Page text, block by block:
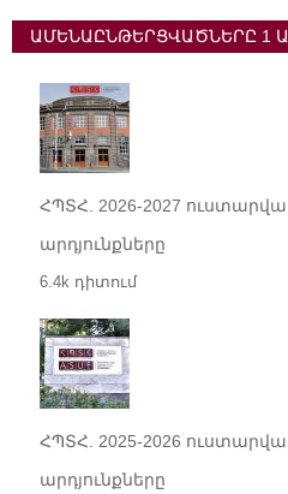
ԱՄԵՆԱԸՆԹԵՐՑՎԱԾՆԵՐԸ 1
ՀՊՏՀ. 2026-2027 ուստարվա
արդյունքները
6.4k դիտում
ՀՊՏՀ. 2025-2026 ուստարվա
արդյունքները